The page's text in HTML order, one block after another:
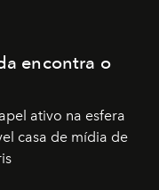
encontra o
ativo na esfera
casa de mídia de